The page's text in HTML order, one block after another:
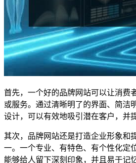
首先，一个好的品牌网站可以让消费
或服务。通过清晰明了的界面、简洁
设计，可以有效地吸引潜在客户，并
其次，品牌网站还是打造企业形象和
一。一个专业、有特色、有个性化定
能够给人留下深刻印象，并且易于记